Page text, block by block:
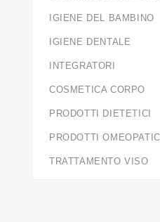
IGIENE DEL BAMBINO
IGIENE DENTALE
INTEGRATORI
COSMETICA CORPO
PRODOTTI DIETETICI
PRODOTTI OMEOPATICI
TRATTAMENTO VISO